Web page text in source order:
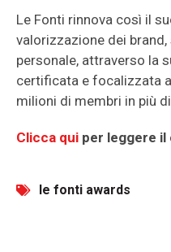
Le Fonti rinnova così il
valorizzazione dei
personale, attraverso la
certificata e focalizzata
milioni di membri in più
Clicca qui per leggere
le fonti awards